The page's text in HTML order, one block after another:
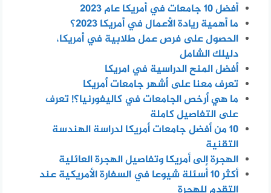
أفضل 10 جامعات في أمريكا عام 2023
ما أهمية ريادة الأعمال في أمريكا 2023؟
الحصول على فرص عمل طلابية في أمريكا،
دليلك الشامل
أفضل المنح الدراسية في امريكا
تعرف معنا على أشهر جامعات أمريكا
ما هي أرخص الجامعات في كاليفورنيا؟! تعرف
على التفاصيل كاملة
10 من أفضل جامعات أمريكا لدراسة الهندسة
التقنية
الهجرة إلى أمريكا وتفاصيل الهجرة العائلية
أكثر 10 أسئلة شيوعا في السفارة الأمريكية عند